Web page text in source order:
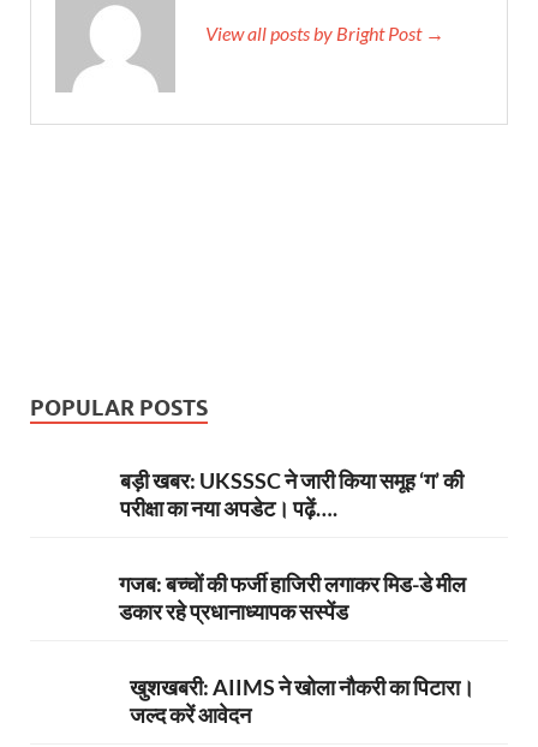
View all posts by Bright Post →
POPULAR POSTS
बड़ी खबर: UKSSSC ने जारी किया समूह ‘ग’ की
परीक्षा का नया अपडेट। पढ़ें….
गजब: बच्चों की फर्जी हाजिरी लगाकर मिड-डे मील
डकार रहे प्रधानाध्यापक सस्पेंड
खुशखबरी: AIIMS ने खोला नौकरी का पिटारा।
जल्द करें आवेदन